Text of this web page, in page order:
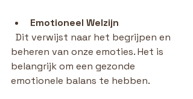
Emotioneel Welzijn
beheren van onze emoties. Het is
belangrijk om een gezonde
emotionele balans te hebben.